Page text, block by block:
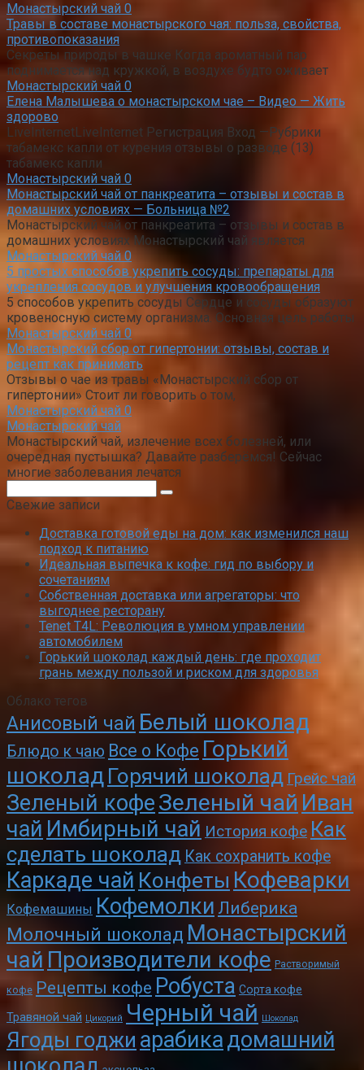
Монастырский чай 0
Травы в составе монастырского чая: польза, свойства,
противопоказания
Секреты природы в чашке Когда ароматный пар
поднимается над кружкой, в воздухе будто оживает
Монастырский чай 0
Елена Малышева о монастырском чае – Видео — Жить
здорово
LiveInternetLiveInternet Регистрация Вход —Рубрики
табамекс капли от курения отзывы о разводе (13)
табамекс капли
Монастырский чай 0
Монастырский чай от панкреатита – отзывы и состав в
домашних условиях — Больница №2
Монастырский чай от панкреатита – отзывы и состав в
домашних условиях Монастырский чай является
Монастырский чай 0
5 простых способов укрепить сосуды: препараты для
укрепления сосудов и улучшения кровообращения
5 способов укрепить сосуды Сердце и сосуды образуют
кровеносную систему организма. Основная цель работы
Монастырский чай 0
Монастырский сбор от гипертонии: отзывы, состав и
рецепт как принимать
Отзывы о чае из травы «Монастырский сбор от
гипертонии» Стоит ли говорить о том,
Монастырский чай 0
Монастырский чай
Монастырский чай, излечение всех болезней, или
очередная пустышка? Давайте разберёмся! Сейчас
многие заболевания лечатся
Свежие записи
Доставка готовой еды на дом: как изменился наш
подход к питанию
Идеальная выпечка к кофе: гид по выбору и
сочетаниям
Собственная доставка или агрегаторы: что
выгоднее ресторану
Tenet T4L: Революция в умном управлении
автомобилем
Горький шоколад каждый день: где проходит
грань между пользой и риском для здоровья
Облако тегов
Анисовый чай Белый шоколад
Блюдо к чаю Все о Кофе Горький
шоколад Горячий шоколад Грейс чай
Зеленый кофеЗеленый чай Иван
чай Имбирный чай История кофе Как
сделать шоколад Как сохранить кофе
Каркаде чай Конфеты Кофеварки
Кофемашины Кофемолки Либерика
Молочный шоколад Монастырский
чай Производители кофе Растворимый
кофе Рецепты кофе Робуста Сорта кофе
Травяной чай Цикорий Черный чай Шоколад
Ягоды годжи арабикадомашний